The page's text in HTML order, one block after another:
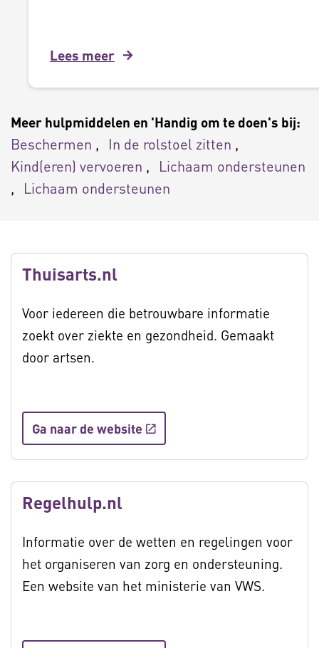
Lees meer
Meer hulpmiddelen en 'Handig om te doen's bij:
Beschermen
In de rolstoel zitten
Kind(eren) vervoeren
Lichaam ondersteunen
Lichaam ondersteunen
Thuisarts.nl
Voor iedereen die betrouwbare informatie
zoekt over ziekte en gezondheid. Gemaakt
door artsen.
Ga naar de website
Regelhulp.nl
Informatie over de wetten en regelingen voor
het organiseren van zorg en ondersteuning.
Een website van het ministerie van VWS.